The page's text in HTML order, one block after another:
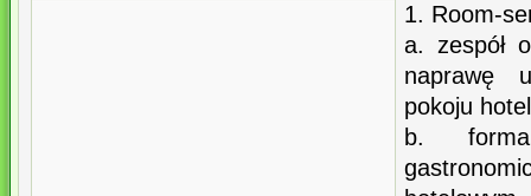
1. Room-
a. zespół
naprawę
pokoju
b. forma